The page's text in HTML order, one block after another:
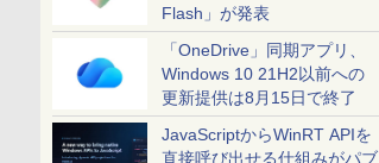
Flash」が発表
「OneDrive」同期アプリ、
Windows 10 21H2以前への
更新提供は8月15日で終了
JavaScriptからWinRT APIを
直接呼び出せる仕組みがパブ